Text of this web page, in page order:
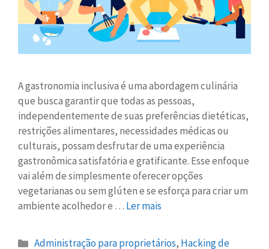
A gastronomia inclusiva é uma abordagem culinária
que busca garantir que todas as pessoas,
independentemente de suas preferências dietéticas,
restrições alimentares, necessidades médicas ou
culturais, possam desfrutar de uma experiência
gastronômica satisfatória e gratificante. Esse enfoque
vai além de simplesmente oferecer opções
vegetarianas ou sem glúten e se esforça para criar um
ambiente acolhedor e … Ler mais
Administração para proprietários, Hacking de